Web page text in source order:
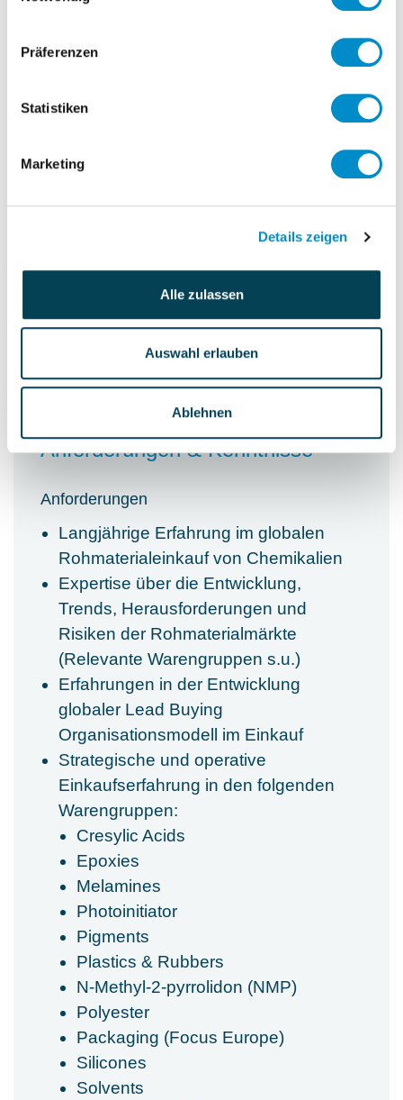
Präferenzen
Statistiken
Marketing
Details zeigen
Alle zulassen
Auswahl erlauben
Ablehnen
Bewertung derzeit genutzter Prozesse
Bewertung des aktuellen Aktivitäten
lokaler Ebene
Budgetverantwortung
Anforderungen & Kenntnisse
Anforderungen
Langjährige Erfahrung im globalen
Rohmaterialeinkauf von Chemikalien
Expertise über die Entwicklung,
Trends, Herausforderungen und
Risiken der Rohmaterialmärkte
(Relevante Warengruppen s.u.)
Erfahrungen in der Entwicklung
globaler Lead Buying
Organisationsmodell im Einkauf
Strategische und operative
Einkaufserfahrung in den folgenden
Warengruppen:
Cresylic Acids
Epoxies
Melamines
Photoinitiator
Pigments
Plastics & Rubbers
N-Methyl-2-pyrrolidon (NMP)
Polyester
Packaging (Focus Europe)
Silicones
Solvents